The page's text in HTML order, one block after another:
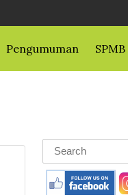
Pengumuman SPMB